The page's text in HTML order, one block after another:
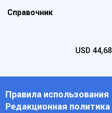
Справочник
USD 44,68
Правила использования
Редакционная политика